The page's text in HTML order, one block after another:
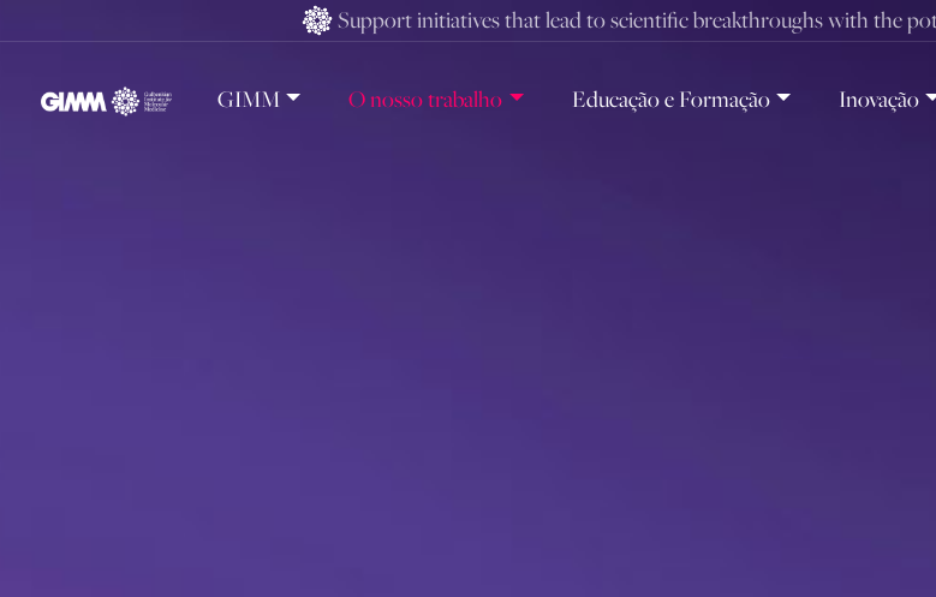
to
Support initiatives that lead to scientific breakthroughs with the
GIMM O nosso trabalho Educação e Formação Inovação